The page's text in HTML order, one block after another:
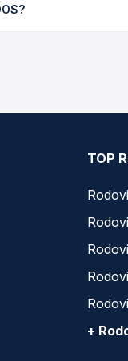
viações em tempo
TOP
+